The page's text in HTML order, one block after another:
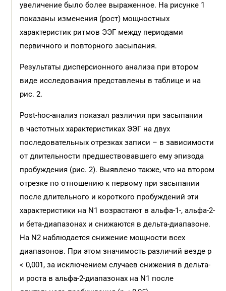
увеличение было более выраженное. На рисунке 1
показаны изменения (рост) мощностных
характеристик ритмов ЭЭГ между периодами
первичного и повторного засыпания.
Результаты дисперсионного анализа при втором
виде исследования представлены в таблице и на
рис. 2.
Post-hoc-анализ показал различия при засыпании
в частотных характеристиках ЭЭГ на двух
последовательных отрезках записи – в зависимости
от длительности предшествовавшего ему эпизода
пробуждения (рис. 2). Выявлено также, что на втором
отрезке по отношению к первому при засыпании
после длительного и короткого пробуждений эти
характеристики на N1 возрастают в альфа-1-, альфа-2-
и бета-диапазонах и снижаются в дельта-диапазоне.
На N2 наблюдается снижение мощности всех
диапазонов. При этом значимость различий везде p
< 0,001, за исключением случаев снижения в дельта-
и роста в альфа-2-диапазонах на N1 после